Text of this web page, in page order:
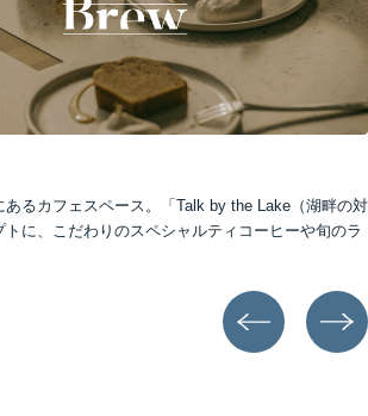
あるカフェスペース。「Talk by the Lake（湖畔の対
に、こだわりのスペシャルティコーヒーや旬のラ